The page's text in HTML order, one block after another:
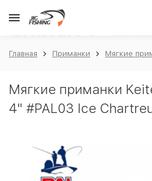
Главная Приманки Мягкие
Мягкие приманки
4" #PAL03 Ice